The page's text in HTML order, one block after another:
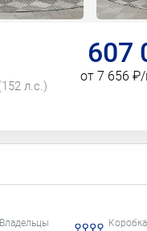
л.с.)
607
от 7 656
Владельцы Коробка